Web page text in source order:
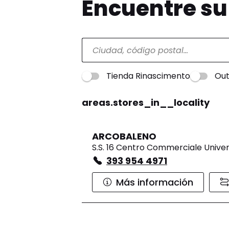
Encuentre
Tienda Rinascimento
areas.stores_in__locality
ARCOBALENO
S.S. 16 Centro Commerciale
393 954 4971
Más información